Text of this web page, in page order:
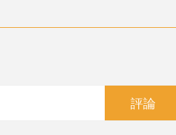
評論